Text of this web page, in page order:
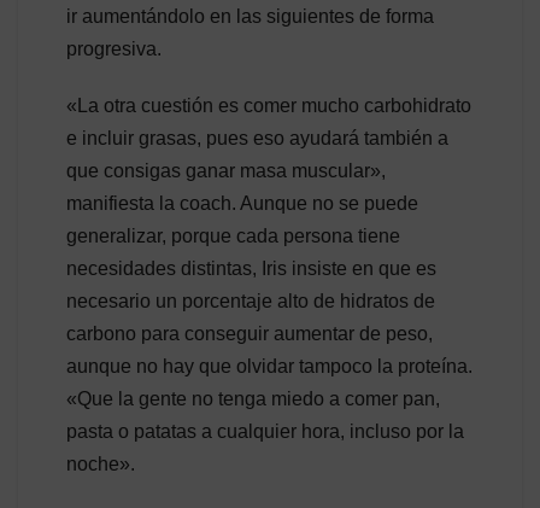
ir aumentándolo en las siguientes de forma
progresiva.
«La otra cuestión es comer mucho carbohidrato
e incluir grasas, pues eso ayudará también a
que consigas ganar masa muscular»,
manifiesta la coach. Aunque no se puede
generalizar, porque cada persona tiene
necesidades distintas, Iris insiste en que es
necesario un porcentaje alto de hidratos de
carbono para conseguir aumentar de peso,
aunque no hay que olvidar tampoco la proteína.
«Que la gente no tenga miedo a comer pan,
pasta o patatas a cualquier hora, incluso por la
noche».